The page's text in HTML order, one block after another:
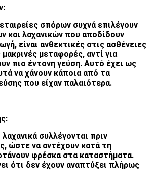
σπόρων συχνά επιλέγουν
και λαχανικών που αποδίδουν
είναι ανθεκτικές στις ασθένειες
μεταφορές, αντί για
πιο έντονη γεύση. Αυτό έχει ως
να χάνουν κάποια από τα
που είχαν παλαιότερα.
συλλέγονται πριν
ώστε να αντέχουν κατά τη
φρέσκα στα καταστήματα.
ότι δεν έχουν αναπτύξει πλήρως